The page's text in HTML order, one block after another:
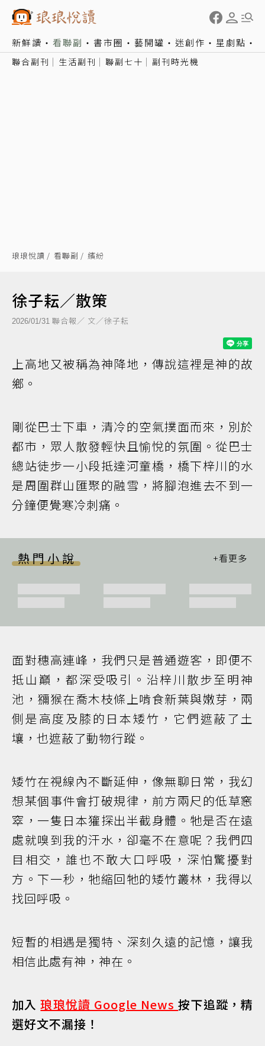
新鮮讀 看聯副 書市圈 藝開罐 迷創作 星劇點
聯合副刊 生活副刊 聯副七十 副刊時光機
琅琅悅讀 看聯副 繽紛
徐子耘／散策
2026/01/31 聯合報／ 文／徐子耘
上高地又被稱為神降地，傳說這裡是神的故
鄉。
剛從巴士下車，清冷的空氣撲面而來，別於
都市，眾人散發輕快且愉悅的氛圍。從巴士
總站徒步一小段抵達河童橋，橋下梓川的水
是周圍群山匯聚的融雪，將腳泡進去不到一
分鐘便覺寒冷刺痛。
熱門小說
面對穗高連峰，我們只是普通遊客，即便不
抵山巔，都深受吸引。沿梓川散步至明神
池，獼猴在喬木枝條上啃食新葉與嫩芽，兩
側是高度及膝的日本矮竹，它們遮蔽了土
壤，也遮蔽了動物行蹤。
矮竹在視線內不斷延伸，像無聊日常，我幻
想某個事件會打破規律，前方兩尺的低草窸
窣，一隻日本獾探出半截身體。牠是否在遠
處就嗅到我的汗水，卻毫不在意呢？我們四
目相交，誰也不敢大口呼吸，深怕驚擾對
方。下一秒，牠縮回牠的矮竹叢林，我得以
找回呼吸。
短暫的相遇是獨特、深刻久遠的記憶，讓我
相信此處有神，神在。
加入琅琅悅讀 Google News按下追蹤，精
選好文不漏接！